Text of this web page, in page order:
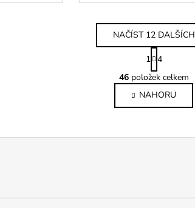
O
v
l
á
a
NAČÍST 12 DALŠÍCH
S
t
r
á
n
k
1
4
46položek celkem
NAHORU